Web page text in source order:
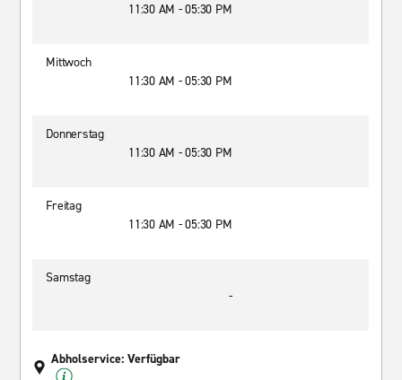
11:30 AM - 05:30 PM
Mittwoch
11:30 AM - 05:30 PM
Donnerstag
11:30 AM - 05:30 PM
Freitag
11:30 AM - 05:30 PM
Samstag
-
Abholservice: Verfügbar